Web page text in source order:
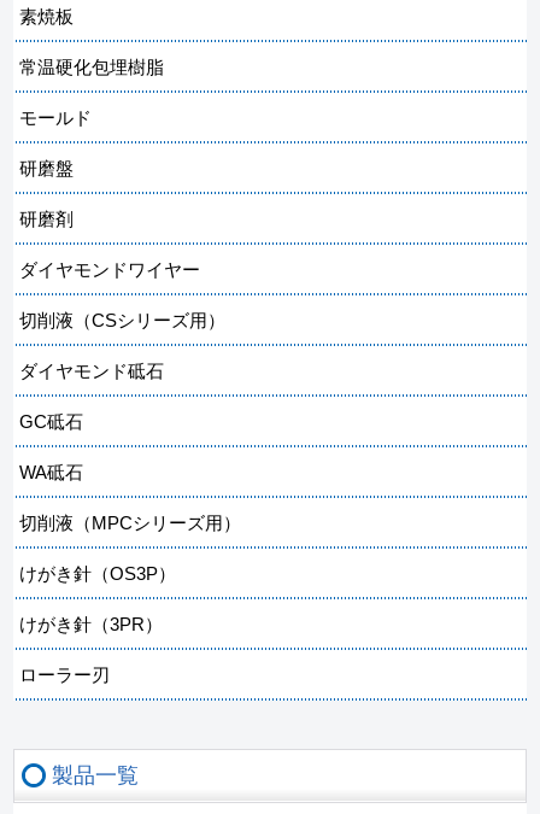
素焼板
常温硬化包埋樹脂
モールド
研磨盤
研磨剤
ダイヤモンドワイヤー
切削液（CSシリーズ用）
ダイヤモンド砥石
GC砥石
WA砥石
切削液（MPCシリーズ用）
けがき針（OS3P）
けがき針（3PR）
ローラー刃
製品一覧